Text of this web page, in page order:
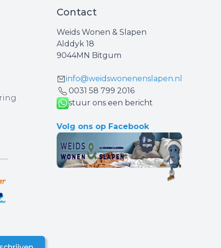
Contact
Weids Wonen & Slapen
Alddyk 18
9044MN Bitgum
info@weidswonenenslapen.nl
0031 ‪58 799 2016‬
stuur ons een bericht
Volg ons op Facebook